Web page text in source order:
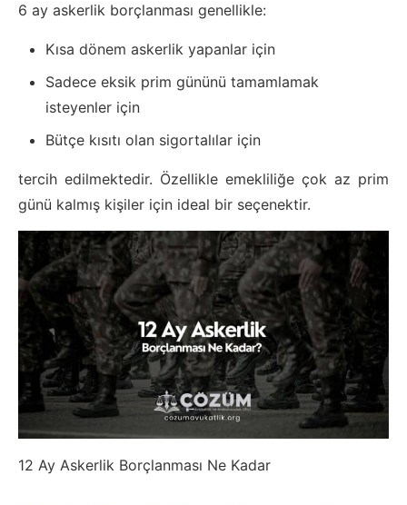
6 ay askerlik borçlanması genellikle:
Kısa dönem askerlik yapanlar için
Sadece eksik prim gününü tamamlamak
isteyenler için
Bütçe kısıtı olan sigortalılar için
tercih edilmektedir. Özellikle emekliliğe çok az prim
günü kalmış kişiler için ideal bir seçenektir.
12 Ay Askerlik Borçlanması Ne Kadar